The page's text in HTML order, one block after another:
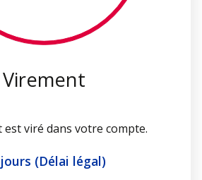
Virement
est viré dans votre compte.
(Délai légal)